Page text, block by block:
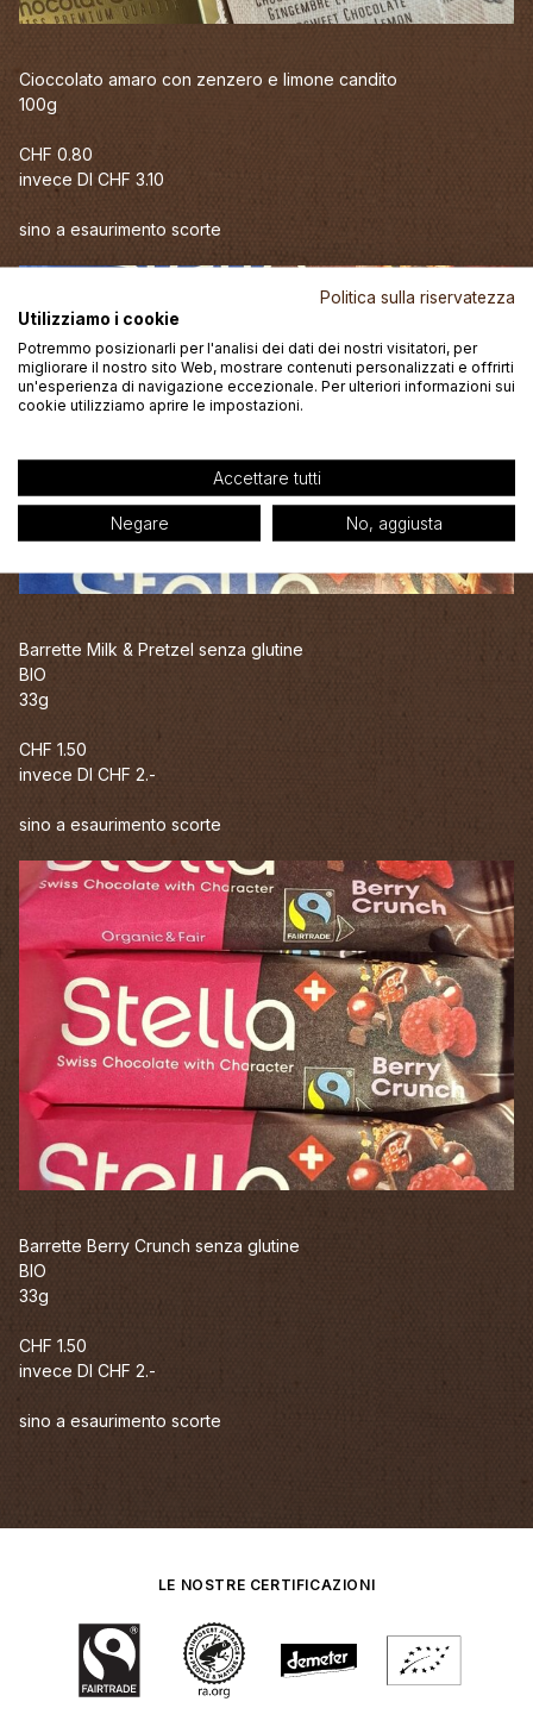
Cioccolato amaro con zenzero e limone candito
100g
CHF 0.80
invece DI CHF 3.10
sino a esaurimento scorte
Barrette Milk & Pretzel senza glutine
BIO
33g
CHF 1.50
invece DI CHF 2.-
sino a esaurimento scorte
Barrette Berry Crunch senza glutine
BIO
33g
CHF 1.50
invece DI CHF 2.-
sino a esaurimento scorte
LE NOSTRE CERTIFICAZIONI
Politica sulla riservatezza
Utilizziamo i cookie
Potremmo posizionarli per l'analisi dei dati dei nostri visitatori, per
migliorare il nostro sito Web, mostrare contenuti personalizzati e offrirti
un'esperienza di navigazione eccezionale. Per ulteriori informazioni sui
cookie utilizziamo aprire le impostazioni.
Accettare tutti
Negare No, aggiusta